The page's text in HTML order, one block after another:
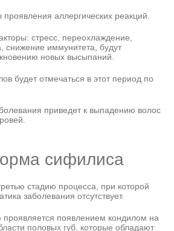
аллергических реакций.
стресс, переохлаждение,
снижение иммунитета, будут
новых высыпаний.
будет отмечаться в этот период по
приведет к выпадению волос
сифилиса
стадию процесса, при которой
заболевания отсутствует.
проявляется появлением кондилом на
половых губ, которые обладают